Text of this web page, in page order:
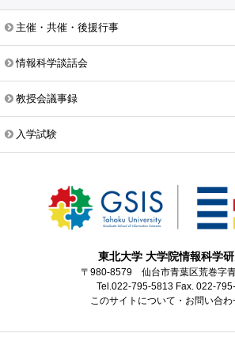
主催・共催・後援行事
情報科学談話会
教授会議事録
入学試験
東北大学 大学院情報科学
〒980-8579 仙台市青葉区荒巻字
Tel.022-795-5813 Fax. 022-
このサイトについて・お問い合わ